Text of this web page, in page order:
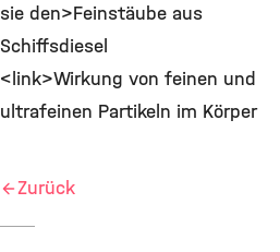
sie den>Feinstäube aus
Schiffsdiesel
<link>Wirkung von feinen und
ultrafeinen Partikeln im Körper
Zurück